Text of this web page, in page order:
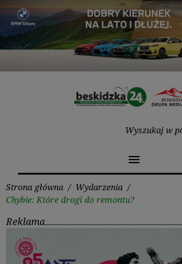
Przejdź
treści
menu
Strona główna / Wydarzenia /
Chybie: Które drogi do remontu?
Reklama